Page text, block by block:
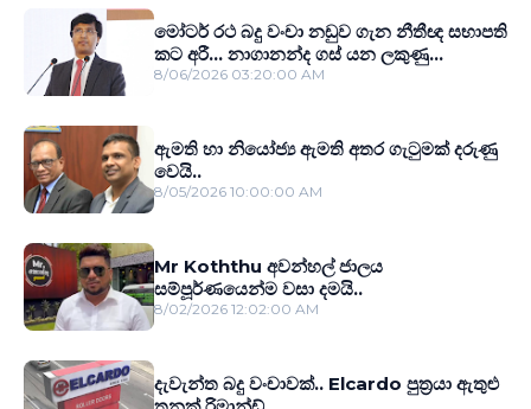
මෝටර් රථ බදු වංචා නඩුව ගැන නීතීඥ සභාපති
කට අරී... නාගානන්ද ගස් යන ලකුණු...
8/06/2026 03:20:00 AM
ඇමති හා නියෝජ්‍ය ඇමති අතර ගැටුමක් දරුණු
වෙයි..
8/05/2026 10:00:00 AM
Mr Koththu අවන්හල් ජාලය
සම්පූර්ණයෙන්ම වසා දමයි..
8/02/2026 12:02:00 AM
දැවැන්ත බදු වංචාවක්.. Elcardo පුත‍්‍රයා ඇතුළු